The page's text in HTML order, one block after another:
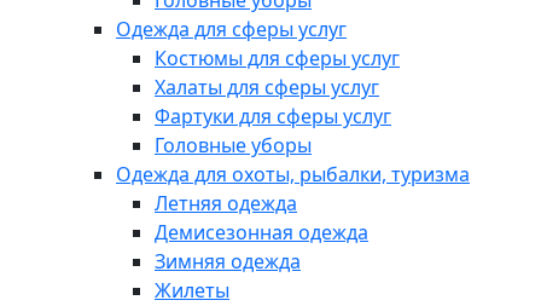
Одежда для сферы услуг
Костюмы для сферы услуг
Халаты для сферы услуг
Фартуки для сферы услуг
Головные уборы
Одежда для охоты, рыбалки, туризма
Летняя одежда
Демисезонная одежда
Зимняя одежда
Жилеты